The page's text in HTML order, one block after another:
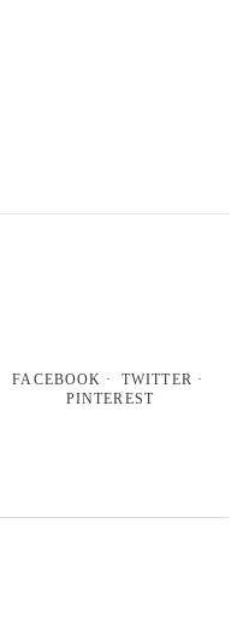
FACEBOOK
TWITTER
PINTEREST